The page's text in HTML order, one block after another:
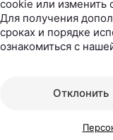
на ногах
при
сам рисунок
проблемой для
cookie или изменить
Для получения
сроках и порядке
ознакомиться с
Отклонить